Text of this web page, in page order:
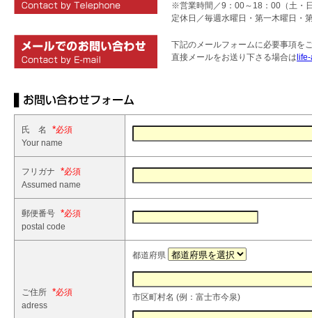
※営業時間／9：00～18：00（土・
定休日／毎週水曜日・第一木曜日・
下記のメールフォームに必要事項を
直接メールをお送り下さる場合は
氏 名 *
Your name
フリガナ *
Assumed name
郵便番号 *
postal code
ご住所 *
adress
都道府県
市区町村名 (例：富士市今泉)